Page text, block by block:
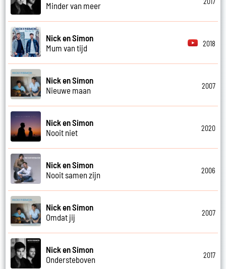
Minder van meer
Nick en Simon
Mum van tijd
2018
Nick en Simon
Nieuwe maan
2007
Nick en Simon
Nooit niet
2020
Nick en Simon
Nooit samen zijn
2006
Nick en Simon
Omdat jij
2007
Nick en Simon
Ondersteboven
2017